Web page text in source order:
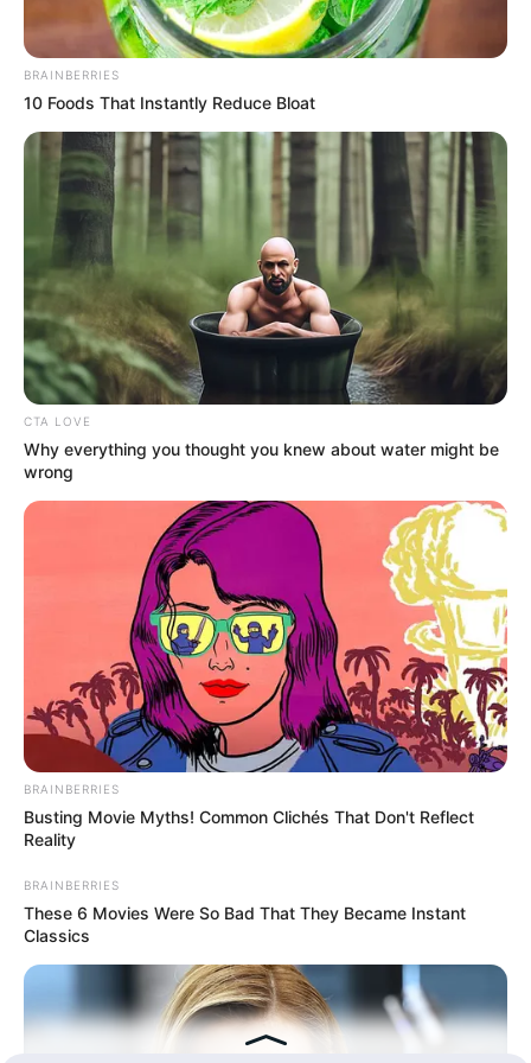
Ngenes
10 Desain Kanopi Tempat
Tidur, Serasa Beristirahat di
Kamar Raja
Tampil Lebih Modern, 7 Potret
Hasil Renovasi Rumah Berusia
BRAINBERRIES
10 Foods That Instantly Reduce Bloat
CTA LOVE
Why everything you thought you knew about water might be
wrong
BRAINBERRIES
Busting Movie Myths! Common Clichés That Don't Reflect
Reality
BRAINBERRIES
These 6 Movies Were So Bad That They Became Instant
Classics